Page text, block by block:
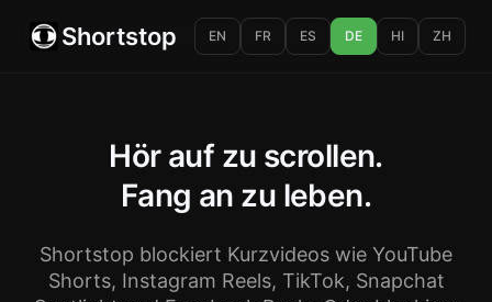
Shortstop EN FR ES DE HI ZH
Hör auf zu scrollen.
Fang an zu leben.
Shortstop blockiert Kurzvideos wie YouTube
Shorts, Instagram Reels, TikTok, Snapchat